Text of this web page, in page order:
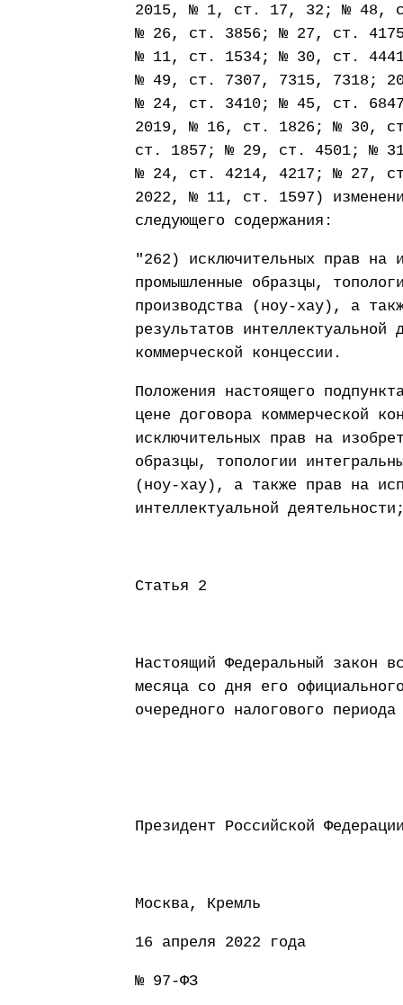
2015, № 1, ст. 17, 32; № 48,
№ 26, ст. 3856; № 27, ст.
№ 11, ст. 1534; № 30, ст.
№ 49, ст. 7307, 7315, 7318;
№ 24, ст. 3410; № 45, ст.
2019, № 16, ст. 1826; № 30,
ст. 1857; № 29, ст. 4501; №
№ 24, ст. 4214, 4217; № 27,
2022, № 11, ст. 1597)
следующего содержания:
"262) исключительных прав на
промышленные образцы,
производства (ноу-хау), а
результатов интеллектуальной
коммерческой концессии.
Положения настоящего
цене договора коммерческой
исключительных прав на
образцы, топологии
(ноу-хау), а также прав на
интеллектуальной
Статья 2
Настоящий Федеральный закон
месяца со дня его
очередного налогового
Президент
Москва, Кремль
16 апреля 2022 года
№ 97-ФЗ